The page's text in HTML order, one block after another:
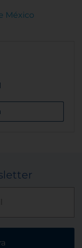
México